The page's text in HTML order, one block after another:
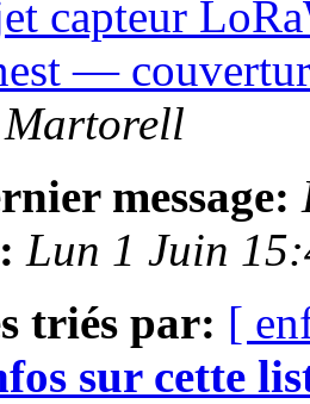
capteur
—
message:
Lun 1 Juin
triés par: [
sur cette